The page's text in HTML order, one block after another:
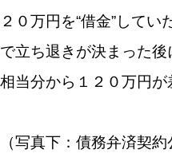
２０万円を“借金”して
で立ち退きが決まった
相当分から１２０万円が
（写真下：債務弁済契約